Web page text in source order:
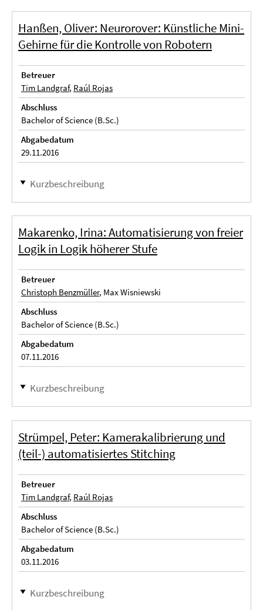
Hanßen, Oliver: Neurorover: Künstliche Mini-
Gehirne für die Kontrolle von Robotern
Betreuer
Tim Landgraf, Raúl Rojas
Abschluss
Bachelor of Science (B.Sc.)
Abgabedatum
29.11.2016
Kurzbeschreibung
Makarenko, Irina: Automatisierung von freier
Logik in Logik höherer Stufe
Betreuer
Christoph Benzmüller, Max Wisniewski
Abschluss
Bachelor of Science (B.Sc.)
Abgabedatum
07.11.2016
Kurzbeschreibung
Strümpel, Peter: Kamerakalibrierung und
(teil-) automatisiertes Stitching
Betreuer
Tim Landgraf, Raúl Rojas
Abschluss
Bachelor of Science (B.Sc.)
Abgabedatum
03.11.2016
Kurzbeschreibung